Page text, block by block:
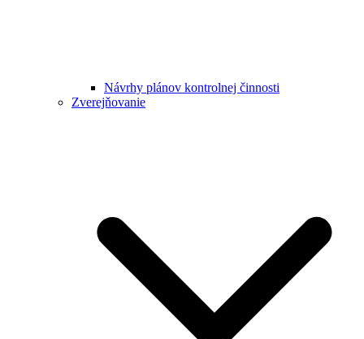
Návrhy plánov kontrolnej činnosti
Zverejňovanie